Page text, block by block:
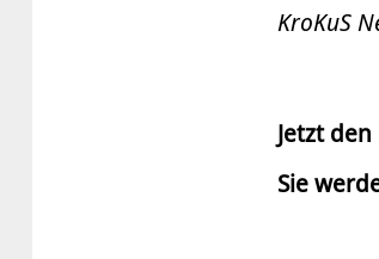
KroKuS
Jetzt
Sie